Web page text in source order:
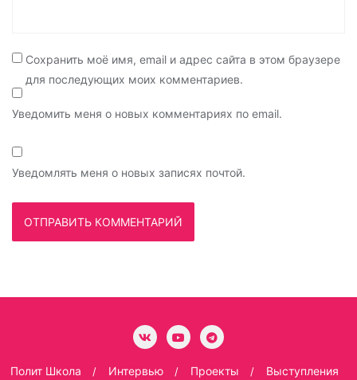
Сохранить моё имя, email и адрес сайта в этом браузере
для последующих моих комментариев.
Уведомить меня о новых комментариях по email.
Уведомлять меня о новых записях почтой.
Полит Школа Интервью Проекты Выступления